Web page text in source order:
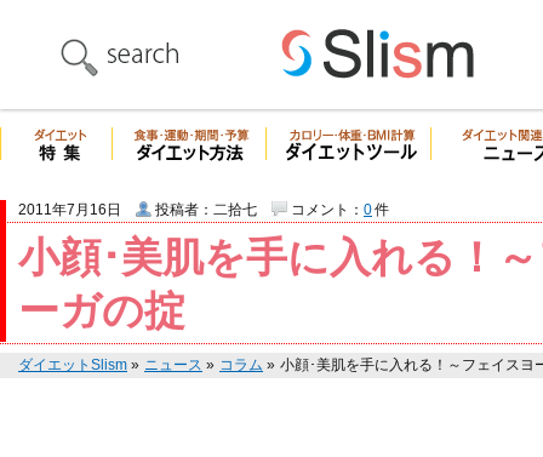
小顔･美肌を手に入れる！
ーガの掟
2011年7月16日 投稿者：二拾七 コメント： 0件
ダイエットSlism » ニュース » コラム » 小顔･美肌を手に入れる！～フェイスヨ